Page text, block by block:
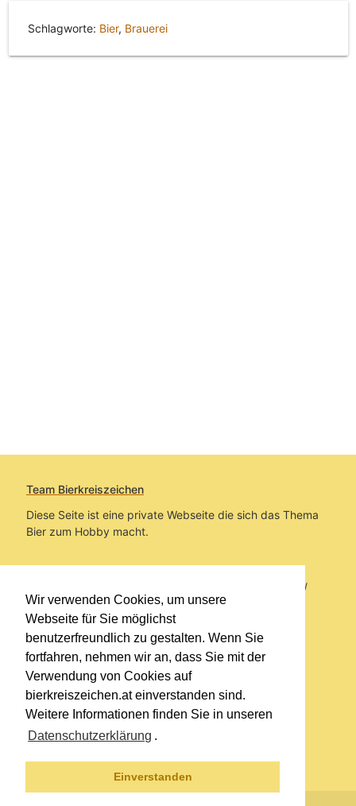
Wir verwenden Cookies, um unsere
Webseite für Sie möglichst
benutzerfreundlich zu gestalten. Wenn Sie
fortfahren, nehmen wir an, dass Sie mit der
Verwendung von Cookies auf
bierkreiszeichen.at einverstanden sind.
Weitere Informationen finden Sie in unseren
Datenschutzerklärung .
Einverstanden
Schlagworte: Bier, Brauerei
Team Bierkreiszeichen
Diese Seite ist eine private Webseite die sich das Thema
Bier zum Hobby macht.
Sie befinden sich auf https://www.bierkreiszeichen.at/
im Pfad:Übers Bier/Biersorten
Erstellt: 2018-07-11
Links
Impressum
Datenschutzerklärung